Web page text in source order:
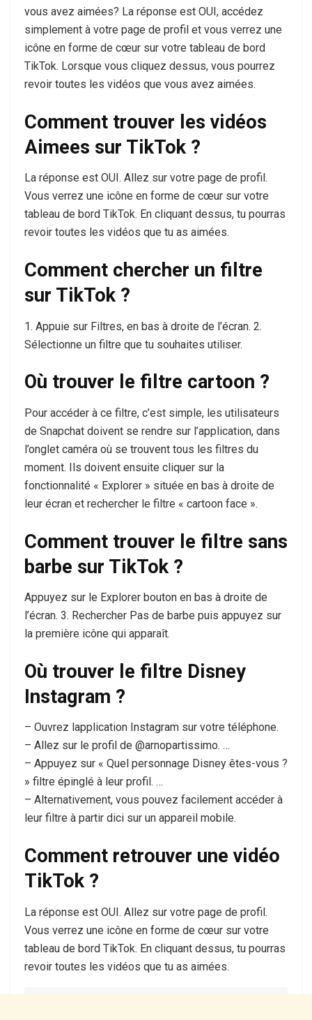
vous avez aimées? La réponse est OUI, accédez
simplement à votre page de profil et vous verrez une
icône en forme de cœur sur votre tableau de bord
TikTok. Lorsque vous cliquez dessus, vous pourrez
revoir toutes les vidéos que vous avez aimées.
Comment trouver les vidéos
Aimees sur TikTok ?
La réponse est OUI. Allez sur votre page de profil.
Vous verrez une icône en forme de cœur sur votre
tableau de bord TikTok. En cliquant dessus, tu pourras
revoir toutes les vidéos que tu as aimées.
Comment chercher un filtre
sur TikTok ?
1. Appuie sur Filtres, en bas à droite de l’écran. 2.
Sélectionne un filtre que tu souhaites utiliser.
Où trouver le filtre cartoon ?
Pour accéder à ce filtre, c’est simple, les utilisateurs
de Snapchat doivent se rendre sur l’application, dans
l’onglet caméra où se trouvent tous les filtres du
moment. Ils doivent ensuite cliquer sur la
fonctionnalité « Explorer » située en bas à droite de
leur écran et rechercher le filtre « cartoon face ».
Comment trouver le filtre sans
barbe sur TikTok ?
Appuyez sur le Explorer bouton en bas à droite de
l’écran. 3. Rechercher Pas de barbe puis appuyez sur
la première icône qui apparaît.
Où trouver le filtre Disney
Instagram ?
– Ouvrez lapplication Instagram sur votre téléphone.
– Allez sur le profil de @arnopartissimo. …
– Appuyez sur « Quel personnage Disney êtes-vous ?
» filtre épinglé à leur profil. …
– Alternativement, vous pouvez facilement accéder à
leur filtre à partir dici sur un appareil mobile.
Comment retrouver une vidéo
TikTok ?
La réponse est OUI. Allez sur votre page de profil.
Vous verrez une icône en forme de cœur sur votre
tableau de bord TikTok. En cliquant dessus, tu pourras
revoir toutes les vidéos que tu as aimées.